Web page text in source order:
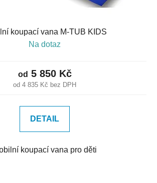
koupací vana M-TUB KIDS
Na dotaz
od 4 835 Kč bez DPH
od 5 850 Kč
DETAIL
koupací vana pro děti